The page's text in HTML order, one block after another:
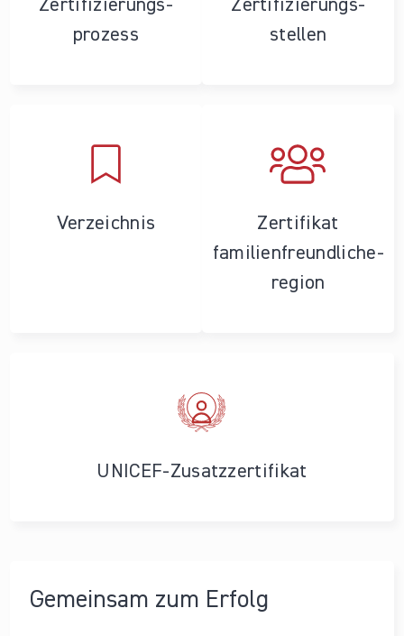
Zertifizierungs­
prozess
Zertifizierungs­
stellen
Verzeichnis
Zertifikat
familienfreundliche­
region
UNICEF-Zusatzzertifikat
Gemeinsam zum Erfolg